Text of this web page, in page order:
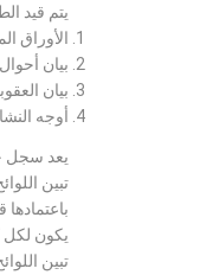
يتم قيد
الأوراق
بيان
بيان
أوجه
يعد سجل
تبين
يكون لكل
تبين